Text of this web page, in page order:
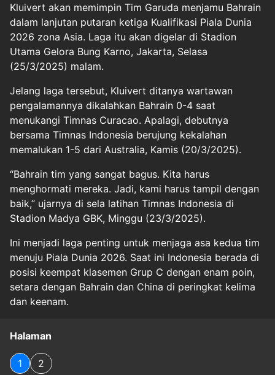
Kluivert akan memimpin Tim Garuda menjamu Bahrain
dalam lanjutan putaran ketiga Kualifikasi Piala Dunia
2026 zona Asia. Laga itu akan digelar di Stadion
Utama Gelora Bung Karno, Jakarta, Selasa
(25/3/2025) malam.
Jelang laga tersebut, Kluivert ditanya wartawan
pengalamannya dikalahkan Bahrain 0-4 saat
menukangi Timnas Curacao. Apalagi, debutnya
bersama Timnas Indonesia berujung kekalahan
memalukan 1-5 dari Australia, Kamis (20/3/2025).
“Bahrain tim yang sangat bagus. Kita harus
menghormati mereka. Jadi, kami harus tampil dengan
baik,” ujarnya di sela latihan Timnas Indonesia di
Stadion Madya GBK, Minggu (23/3/2025).
Ini menjadi laga penting untuk menjaga asa kedua tim
menuju Piala Dunia 2026. Saat ini Indonesia berada di
posisi keempat klasemen Grup C dengan enam poin,
setara dengan Bahrain dan China di peringkat kelima
dan keenam.
Halaman
1 2